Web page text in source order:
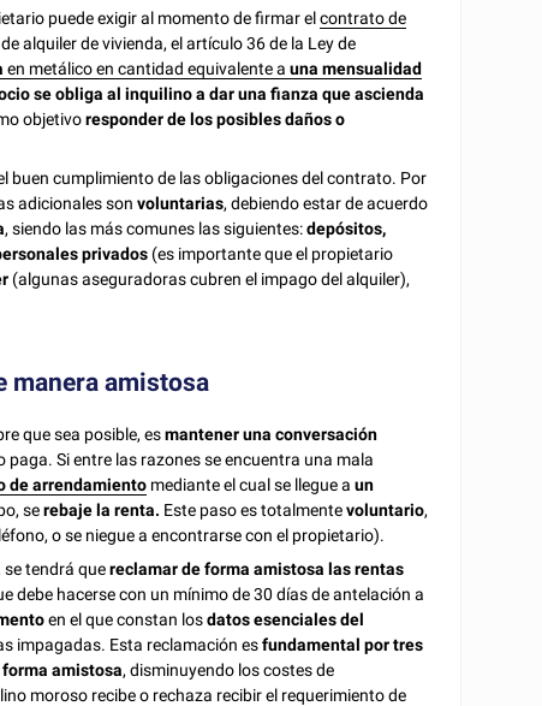
puede exigir al momento de firmar elcontrato de
alquiler de vivienda, el artículo 36 de la Ley de
en metálico en cantidad equivalente auna mensualidad
se obliga al inquilino a dar una fianza que ascienda
objetivoresponder de los posibles daños o
buen cumplimiento de las obligaciones del contrato. Por
adicionales sonvoluntarias, debiendo estar de acuerdo
, siendo las más comunes las siguientes:depósitos,
privados (es importante que el propietario
(algunas aseguradoras cubren el impago del alquiler),
manera amistosa
que sea posible, esmantener una conversación
Si entre las razones se encuentra una mala
de arrendamiento mediante el cual se llegue aun
serebaje la renta. Este paso es totalmentevoluntario,
o se niegue a encontrarse con el propietario).
se tendrá quereclamar de forma amistosa las rentas
debe hacerse con un mínimo de 30 días de antelación a
en el que constan losdatos esenciales del
impagadas. Esta reclamación esfundamental por tres
amistosa, disminuyendo los costes de
moroso recibe o rechaza recibir el requerimiento de